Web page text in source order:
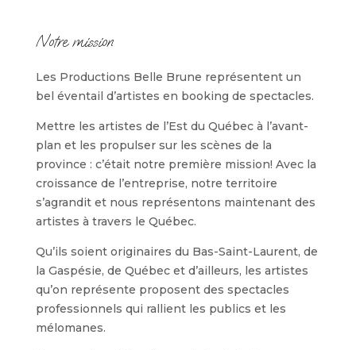
Notre mission
Les Productions Belle Brune représentent un
bel éventail d’artistes en booking de spectacles.
Mettre les artistes de l’Est du Québec à l’avant-
plan et les propulser sur les scènes de la
province : c’était notre première mission! Avec la
croissance de l’entreprise, notre territoire
s’agrandit et nous représentons maintenant des
artistes à travers le Québec.
Qu’ils soient originaires du Bas-Saint-Laurent, de
la Gaspésie, de Québec et d’ailleurs, les artistes
qu’on représente proposent des spectacles
professionnels qui rallient les publics et les
mélomanes.